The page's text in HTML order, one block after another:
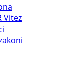
Vitez